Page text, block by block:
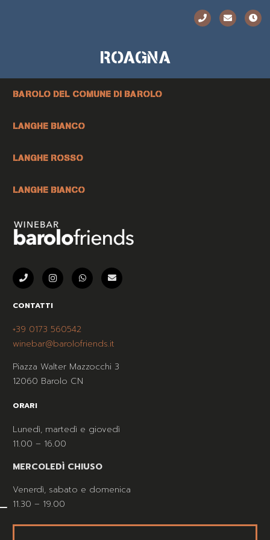
ROAGNA
BAROLO DEL COMUNE DI BAROLO
LANGHE BIANCO
LANGHE ROSSO
LANGHE BIANCO
CONTATTI
+39 0173 560542
winebar@barolofriends.it
Piazza Walter Mazzocchi 3
12060 Barolo CN
ORARI
Lunedì, martedì e giovedì
11.00 – 16.00
MERCOLEDÌ CHIUSO
Venerdì, sabato e domenica
11.30 – 19.00